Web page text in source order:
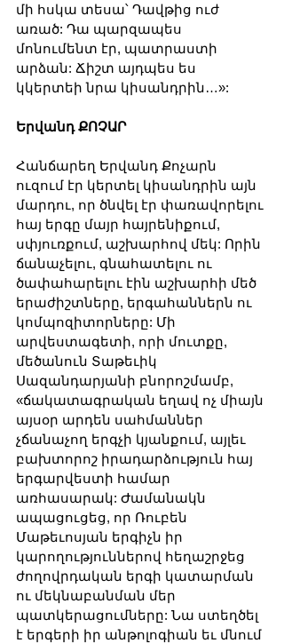
մի հսկա տեսա՝ Դավթից ուժ
առած: Դա պարզապես
մոնումենտ էր, պատրաստի
արձան: Ճիշտ այդպես ես
կկերտեի նրա կիսանդրին…»:
Երվանդ ՔՈՉԱՐ
Հանճարեղ Երվանդ Քոչարն
ուզում էր կերտել կիսանդրին այն
մարդու, որ ծնվել էր փառավորելու
հայ երգը մայր հայրենիքում,
սփյուռքում, աշխարհով մեկ: Որին
ճանաչելու, գնահատելու ու
ծափահարելու էին աշխարհի մեծ
երաժիշտները, երգահաններն ու
կոմպոզիտորները: Մի
արվեստագետի, որի մուտքը,
մեծանուն Տաթեւիկ
Սազանդարյանի բնորոշմամբ,
«ճակատագրական եղավ ոչ միայն
այսօր արդեն սահմաններ
չճանաչող երգչի կյանքում, այլեւ
բախտորոշ իրադարձություն հայ
երգարվեստի համար
առհասարակ: Ժամանակն
ապացուցեց, որ Ռուբեն
Մաթեւոսյան երգիչն իր
կարողություններով հեղաշրջեց
ժողովրդական երգի կատարման
ու մեկնաբանման մեր
պատկերացումները: Նա ստեղծել
է երգերի իր անթոլոգիան եւ մնում